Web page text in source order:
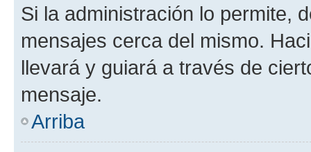
Si la administración lo permite,
mensajes cerca del mismo.
llevará y guiará a través de
mensaje.
Arriba